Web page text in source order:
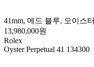
41mm, 메드 블루, 오이스터
13,980,000원
Rolex
Oyster Perpetual 41 134300